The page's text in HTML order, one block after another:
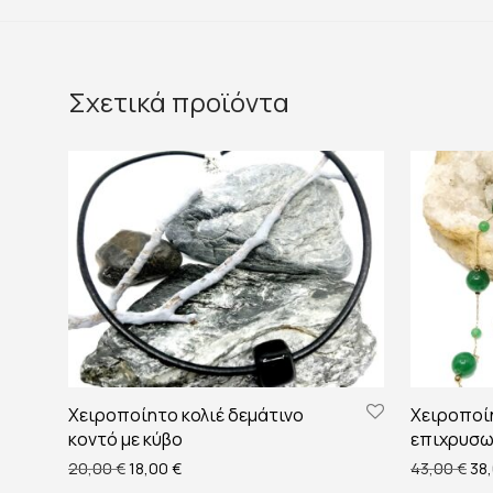
Σχετικά προϊόντα
Χειροποίητο κολιέ δεμάτινο
κοντό με κύβο
20,00€Original price was: 20,00 €.
18,00 €Η τρέχουσα τιμή είναι: 18,00 €. 43,00€